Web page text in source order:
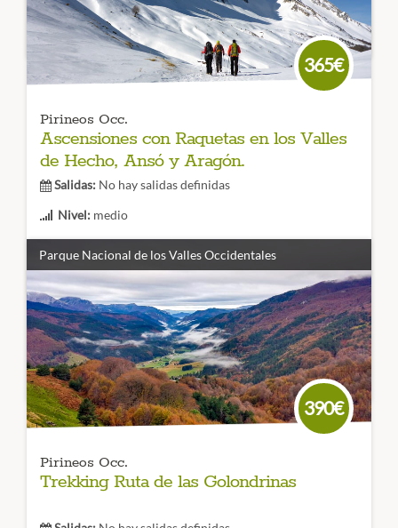
CÓDIGO VIAJE: 003SES
365€
Pirineos Occ.
Ascensiones con Raquetas en los Valles
de Hecho, Ansó y Aragón.
Salidas: No hay salidas definidas
Nivel: medio
Disfruta de las primeras nieves realizando estas cinco
ascensiones en los valles más occidentales delPirineo
Aragonés: Hecho, Ansó y Valle del Aragón.¡Cinco rutas
que no te puedes perder!
CÓDIGO VIAJE: 005SES
Parque Nacional de los Valles Occidentales
390€
Pirineos Occ.
Trekking Ruta de las Golondrinas